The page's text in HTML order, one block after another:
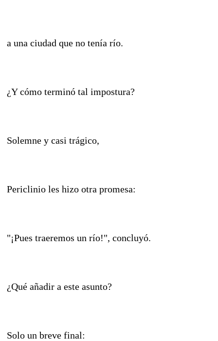
a una ciudad que no tenía río.
¿Y cómo terminó tal impostura?
Solemne y casi trágico,
Periclinio les hizo otra promesa:
"¡Pues traeremos un río!", concluyó.
¿Qué añadir a este asunto?
Solo un breve final: